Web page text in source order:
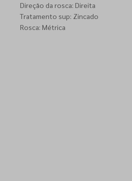
Direção da rosca: Direita
Tratamento sup: Zincado
Rosca: Métrica